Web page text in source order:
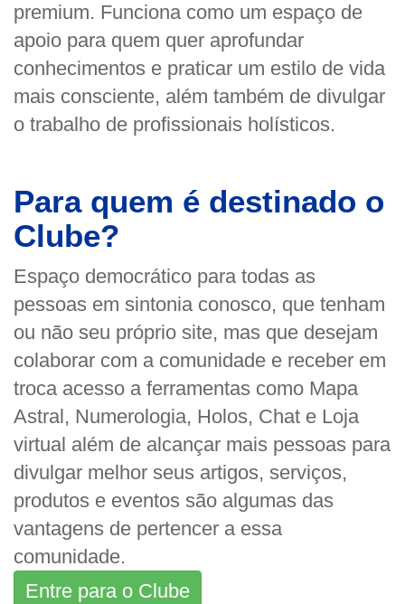
premium. Funciona como um espaço de
apoio para quem quer aprofundar
conhecimentos e praticar um estilo de vida
mais consciente, além também de divulgar
o trabalho de profissionais holísticos.
Para quem é destinado o
Clube?
Espaço democrático para todas as
pessoas em sintonia conosco, que tenham
ou não seu próprio site, mas que desejam
colaborar com a comunidade e receber em
troca acesso a ferramentas como Mapa
Astral, Numerologia, Holos, Chat e Loja
virtual além de alcançar mais pessoas para
divulgar melhor seus artigos, serviços,
produtos e eventos são algumas das
vantagens de pertencer a essa
comunidade.
Entre para o Clube